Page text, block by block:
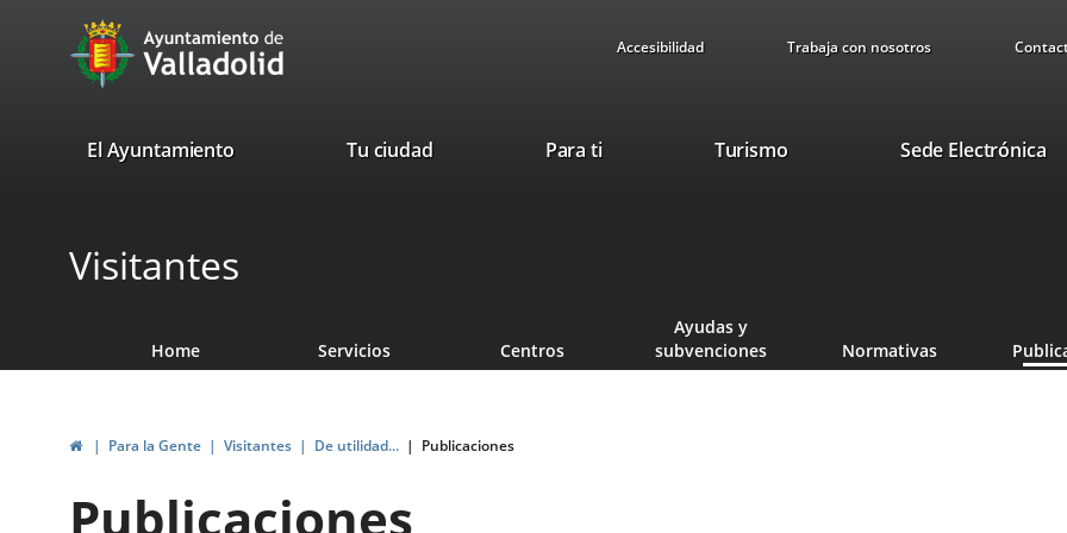
Portal
Web
Ayuntamiento
Valladolid
Accesibilidad Trabaja con nosotros
valladolid.es
El Ayuntamiento Tu ciudad Para ti TurismoThis
window.
Sede Electrónica
Visitantes
Home Servicios Centros
Ayudas y
subvenciones
Normativas
HomePara la Gente Visitantes De utilidad... Publicaciones
Publicaciones